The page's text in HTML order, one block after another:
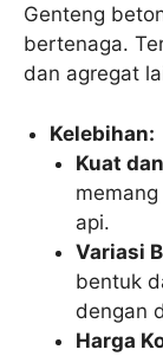
Genteng
bertenaga.
dan agregat
Kelebihan:
Kuat
api.
Variasi
bentuk
dengan
Harga